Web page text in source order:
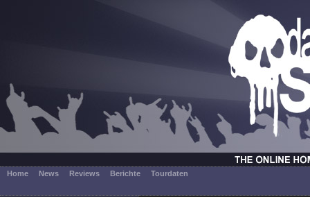
Home News Reviews Berichte Tourdaten